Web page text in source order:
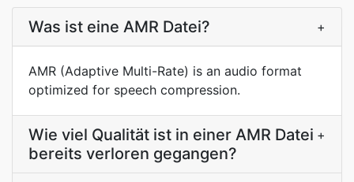
Was ist eine AMR Datei? +
AMR (Adaptive Multi-Rate) is an audio format
optimized for speech compression.
Wie viel Qualität ist in einer AMR Datei
bereits verloren gegangen?
+